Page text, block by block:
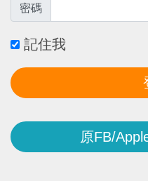
密碼
記住我
原FB/